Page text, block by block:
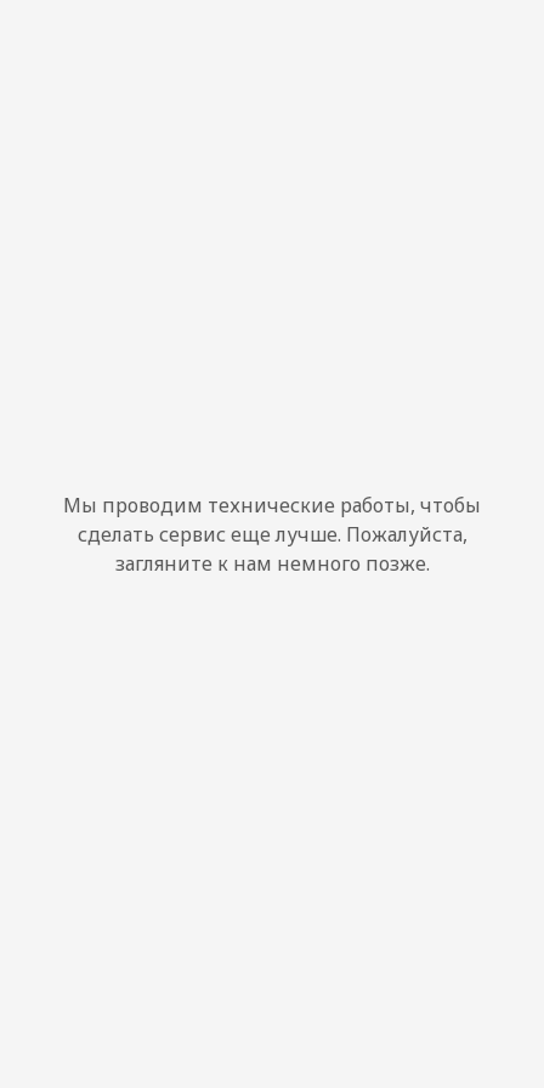
Мы проводим технические работы, чтобы
сделать сервис еще лучше. Пожалуйста,
загляните к нам немного позже.